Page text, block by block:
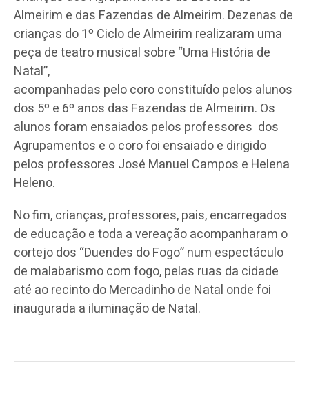
Almeirim e das Fazendas de Almeirim. Dezenas de
crianças do 1º Ciclo de Almeirim realizaram uma
peça de teatro musical sobre “Uma História de
Natal”,
acompanhadas pelo coro constituído pelos alunos
dos 5º e 6º anos das Fazendas de Almeirim. Os
alunos foram ensaiados pelos professores dos
Agrupamentos e o coro foi ensaiado e dirigido
pelos professores José Manuel Campos e Helena
Heleno.
No fim, crianças, professores, pais, encarregados
de educação e toda a vereação acompanharam o
cortejo dos “Duendes do Fogo” num espectáculo
de malabarismo com fogo, pelas ruas da cidade
até ao recinto do Mercadinho de Natal onde foi
inaugurada a iluminação de Natal.